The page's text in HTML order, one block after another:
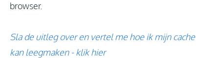
browser.
Sla de uitleg over en vertel me hoe ik mijn cache
kan leegmaken - klik hier